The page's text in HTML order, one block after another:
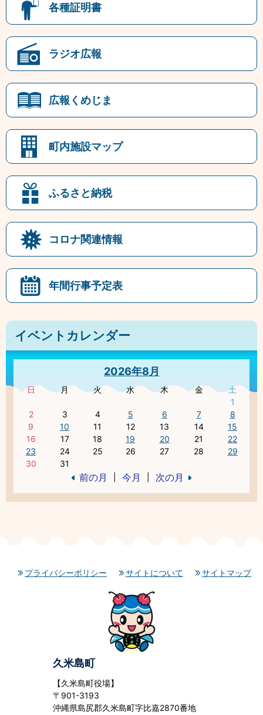
各種証明書
ラジオ広報
広報くめじま
町内施設マップ
ふるさと納税
コロナ関連情報
年間行事予定表
イベントカレンダー
2026年8月
日 月 火 水 木 金
土
1
2
3 4 5 6 7
8
9
10 11 12 13 14
15
16
17 18 19 20 21
22
23
24 25 26 27 28
29
30
31
前の月 今月 次の月
プライバシーポリシー サイトについて サイトマップ
久米島町
【久米島町役場】
〒901-3193
沖縄県島尻郡久米島町字比嘉2870番地